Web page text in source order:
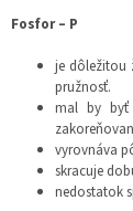
Fosfor – P
je dôležitou
pružnosť.
mal by byť
vyrovnáva
skracuje
nedostatok